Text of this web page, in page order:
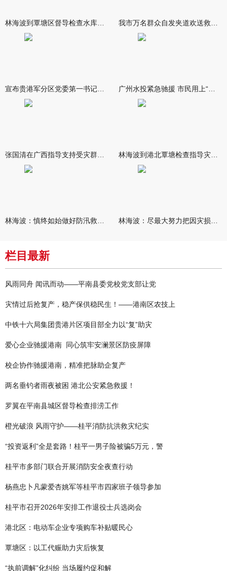
栏目最新
风雨同舟 闻讯而动——平南县委党校党支部让党
灾情过后抢复产，稳产保供稳民生！——港南区农技上
中铁十六局集团贵港片区项目部全力以“复”助灾
爱心企业驰援港南 同心筑牢安澜景区防疫屏障
校企协作驰援港南，精准把脉助企复产
两名垂钓者雨夜被困 港北公安紧急救援！
罗翼在平南县城区督导检查排涝工作
橙光破浪 风雨守护——桂平消防抗洪救灾纪实
“投资返利”全是套路！桂平一男子险被骗5万元，警
桂平市多部门联合开展消防安全夜查行动
杨燕忠卜凡蒙爱杏姚军等桂平市四家班子领导参加
桂平市召开2026年安排工作退役士兵选岗会
港北区：电动车企业专项购车补贴暖民心
覃塘区：以工代赈助力灾后恢复
“执前调解”化纠纷 当场履约促和解